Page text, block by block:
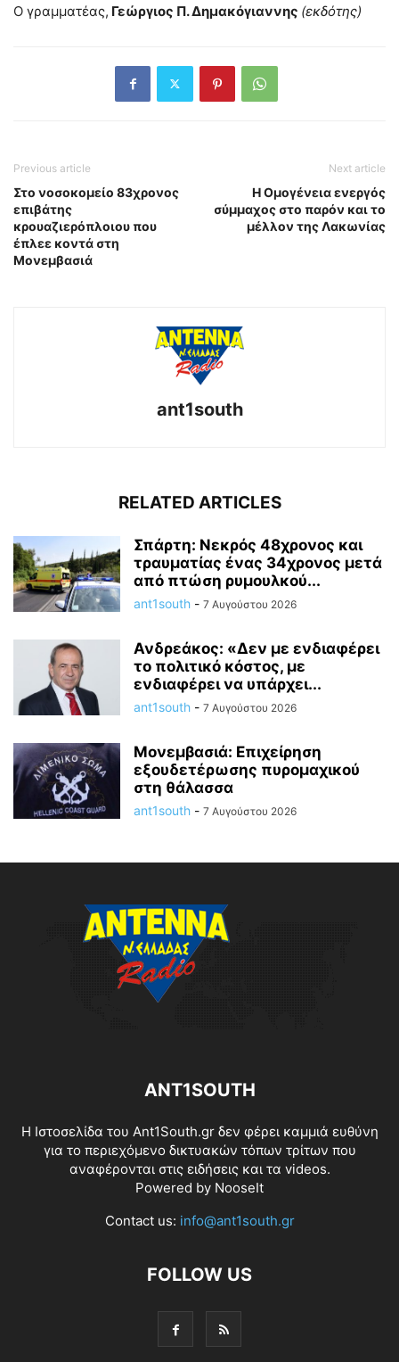
Ο γραμματέας, Γεώργιος Π. Δημακόγιαννης (εκδότης)
Previous article
Στο νοσοκομείο 83χρονος
επιβάτης
κρουαζιερόπλοιου που
έπλεε κοντά στη
Μονεμβασιά
Next article
Η Ομογένεια ενεργός
σύμμαχος στο παρόν και το
μέλλον της Λακωνίας
ant1south
RELATED ARTICLES
Σπάρτη: Νεκρός 48χρονος και
τραυματίας ένας 34χρονος μετά
από πτώση ρυμουλκού...
ant1south - 7 Αυγούστου 2026
Ανδρεάκος: «Δεν με ενδιαφέρει
το πολιτικό κόστος, με
ενδιαφέρει να υπάρχει...
ant1south - 7 Αυγούστου 2026
Μονεμβασιά: Επιχείρηση
εξουδετέρωσης πυρομαχικού
στη θάλασσα
ant1south - 7 Αυγούστου 2026
ANT1SOUTH
Η Ιστοσελίδα του Ant1South.gr δεν φέρει καμμιά ευθύνη
για το περιεχόμενο δικτυακών τόπων τρίτων που
αναφέρονται στις ειδήσεις και τα videos.
Powered by NooseIt
Contact us: info@ant1south.gr
FOLLOW US